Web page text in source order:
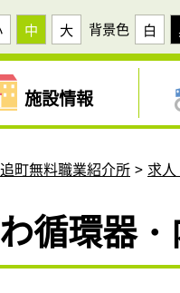
中 大 背景色 白
施設情報
町無料職業紹介所 求
循環器